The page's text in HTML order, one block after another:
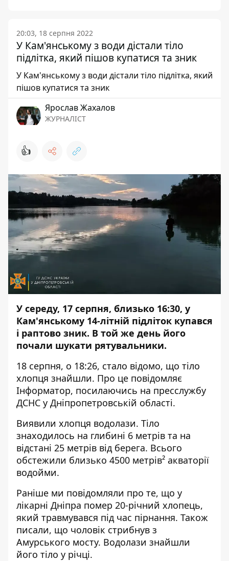
20:03, 18 серпня 2022
У Кам'янському з води дістали тіло
підлітка, який пішов купатися та зник
У Кам'янському з води дістали тіло підлітка, який
пішов купатися та зник
Ярослав Жахалов
ЖУРНАЛІСТ
👍
У середу, 17 серпня, близько 16:30, у
Кам'янському 14-літній підліток купався
і раптово зник. В той же день його
почали шукати рятувальники.
18 серпня, о 18:26, стало відомо, що тіло
хлопця знайшли. Про це повідомляє
Інформатор, посилаючись на пресслужбу
ДСНС у Дніпропетровській області.
Виявили хлопця водолази. Тіло
знаходилось на глибині 6 метрів та на
відстані 25 метрів від берега. Всього
обстежили близько 4500 метрів² акваторії
водойми.
Раніше ми повідомляли про те, що у
лікарні Дніпра помер 20-річний хлопець,
який травмувався під час пірнання. Також
писали, що чоловік стрибнув з
Амурського мосту. Водолази знайшли
його тіло у річці.